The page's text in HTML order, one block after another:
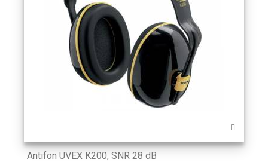
Antifon UVEX K200, SNR 28 dB